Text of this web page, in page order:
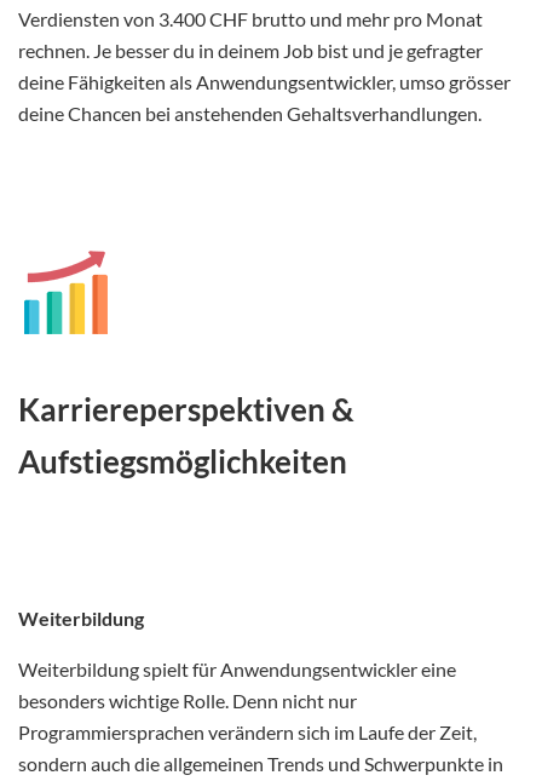
Verdiensten von 3.400 CHF brutto und mehr pro Monat
rechnen. Je besser du in deinem Job bist und je gefragter
deine Fähigkeiten als Anwendungsentwickler, umso grösser
deine Chancen bei anstehenden Gehaltsverhandlungen.
Karriereperspektiven&
Aufstiegsmöglichkeiten
Weiterbildung
Weiterbildung spielt für Anwendungsentwickler eine
besonders wichtige Rolle. Denn nicht nur
Programmiersprachen verändern sich im Laufe der Zeit,
sondern auch die allgemeinen Trends und Schwerpunkte in